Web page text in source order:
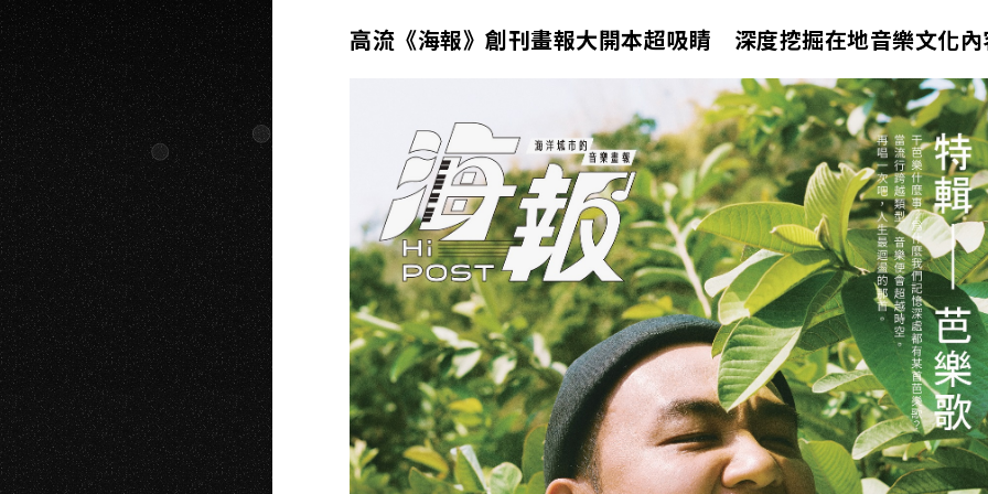
高流《海報》創刊畫報大開本超吸睛 深度挖掘在地音樂文化內